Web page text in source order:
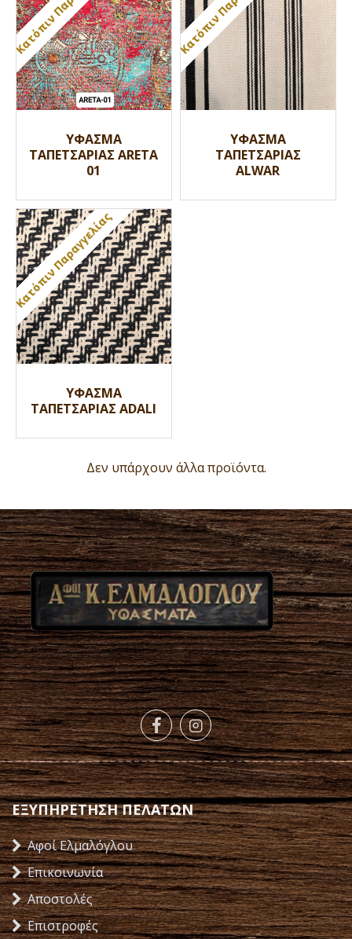
ΥΦΑΣΜΑ
ΤΑΠΕΤΣΑΡΙΑΣ ARETA
01
ΥΦΑΣΜΑ
ΤΑΠΕΤΣΑΡΙΑΣ
ALWAR
Κατόπιν Παραγγελίας
ΥΦΑΣΜΑ
ΤΑΠΕΤΣΑΡΙΑΣ ADALI
Δεν υπάρχουν άλλα προϊόντα.
ΕΞΥΠΗΡΕΤΗΣΗ ΠΕΛΑΤΩΝ
Αφοί Ελμαλόγλου
Επικοινωνία
Αποστολές
Επιστροφές